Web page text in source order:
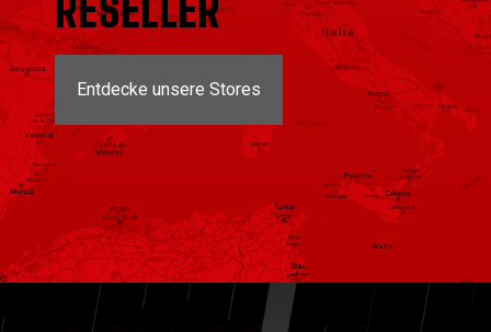
RESELLER
Entdecke unsere Stores